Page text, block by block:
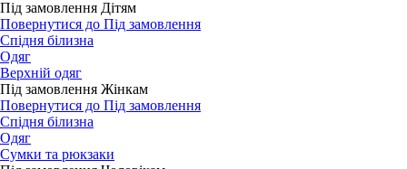
Під замовлення Дітям
Повернутися до Під замовлення
Спідня білизна
Одяг
Верхній одяг
Під замовлення Жінкам
Повернутися до Під замовлення
Спідня білизна
Одяг
Сумки та рюкзаки